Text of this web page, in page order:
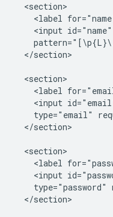
  <section>
<label
<input
  </section>
  <section>
<label
<input
type="email"
  </section>
  <section>
<label
<input
type="password"
  </section>